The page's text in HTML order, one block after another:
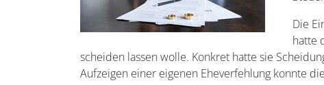
Die
hatte
scheiden lassen wolle. Konkret hatte sie
Aufzeigen einer eigenen Eheverfehlung konnte